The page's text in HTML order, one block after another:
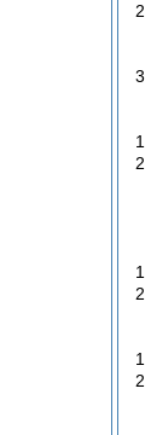
2
3
1
2
1
2
1
2